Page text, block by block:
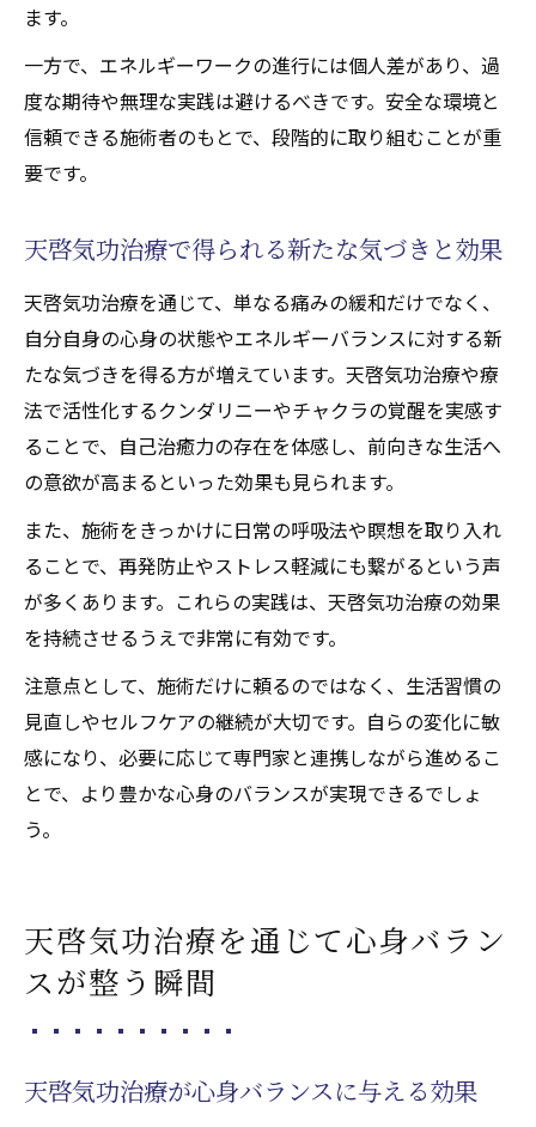
ます。
一方で、エネルギーワークの進行には個人差があり、過
度な期待や無理な実践は避けるべきです。安全な環境と
信頼できる施術者のもとで、段階的に取り組むことが重
要です。
天啓気功治療で得られる新たな気づきと効果
天啓気功治療を通じて、単なる痛みの緩和だけでなく、
自分自身の心身の状態やエネルギーバランスに対する新
たな気づきを得る方が増えています。天啓気功治療や療
法で活性化するクンダリニーやチャクラの覚醒を実感す
ることで、自己治癒力の存在を体感し、前向きな生活へ
の意欲が高まるといった効果も見られます。
また、施術をきっかけに日常の呼吸法や瞑想を取り入れ
ることで、再発防止やストレス軽減にも繋がるという声
が多くあります。これらの実践は、天啓気功治療の効果
を持続させるうえで非常に有効です。
注意点として、施術だけに頼るのではなく、生活習慣の
見直しやセルフケアの継続が大切です。自らの変化に敏
感になり、必要に応じて専門家と連携しながら進めるこ
とで、より豊かな心身のバランスが実現できるでしょ
う。
天啓気功治療を通じて心身バラン
スが整う瞬間
天啓気功治療が心身バランスに与える効果